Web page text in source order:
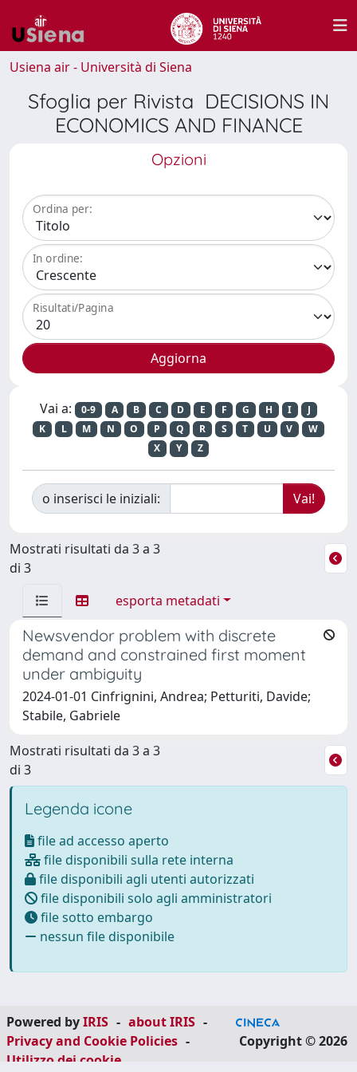
Usiena air - Università di Siena
Sfoglia per Rivista DECISIONS IN
ECONOMICS AND FINANCE
Opzioni
Ordina per:
In ordine:
Risultati/Pagina
Vai a: 0-9 A B C D E F G H I
J
K
L M N O P Q R S T U V
W
X
Y Z
o inserisci le iniziali:
Mostrati risultati da 3 a 3
di 3
esporta metadati
Newsvendor problem with discrete
demand and constrained first moment
under ambiguity
2024-01-01 Cinfrignini, Andrea; Petturiti, Davide;
Stabile, Gabriele
Mostrati risultati da 3 a 3
di 3
Legenda icone
file ad accesso aperto
file disponibili sulla rete interna
file disponibili agli utenti autorizzati
file disponibili solo agli amministratori
file sotto embargo
nessun file disponibile
Powered byIRIS - about IRIS -
Privacy and Cookie Policies -
Utilizzo dei cookie
Copyright © 2026